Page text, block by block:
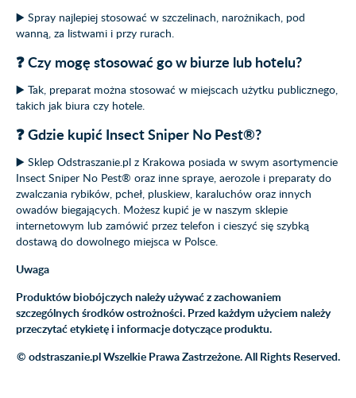
▶️ Spray najlepiej stosować w szczelinach, narożnikach, pod
wanną, za listwami i przy rurach.
❓ Czy mogę stosować go w biurze lub hotelu?
▶️ Tak, preparat można stosować w miejscach użytku publicznego,
takich jak biura czy hotele.
❓ Gdzie kupić Insect Sniper No Pest®?
▶️ Sklep Odstraszanie.pl z Krakowa posiada w swym asortymencie
Insect Sniper No Pest® oraz inne spraye, aerozole i preparaty do
zwalczania rybików, pcheł, pluskiew, karaluchów oraz innych
owadów biegających. Możesz kupić je w naszym sklepie
internetowym lub zamówić przez telefon i cieszyć się szybką
dostawą do dowolnego miejsca w Polsce.
Uwaga
Produktów biobójczych należy używać z zachowaniem
szczególnych środków ostrożności. Przed każdym użyciem należy
przeczytać etykietę i informacje dotyczące produktu.
© odstraszanie.pl Wszelkie Prawa Zastrzeżone. All Rights Reserved.